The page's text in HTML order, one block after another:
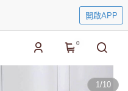
開啟APP
0
1/10